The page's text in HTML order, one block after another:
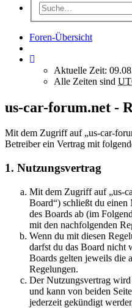
Foren-Übersicht
Aktuelle Zeit:
Alle Zeiten sind
us-car-forum.net -
Mit dem Zugriff auf „us-car-
Betreiber ein Vertrag mit
1. Nutzungsvertrag
Mit dem Zugriff auf „us-
Board“) schließt du
des Boards ab (im
mit den nachfolgenden
Wenn du mit diesen
darfst du das Board nicht
Boards gelten jeweils die
Regelungen.
Der Nutzungsvertrag wird
und kann von beiden
jederzeit gekündigt